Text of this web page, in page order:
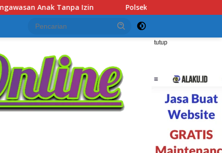
Polsek Lubuk Baja Amankan Dua Tersangka Beserta 74
tutup